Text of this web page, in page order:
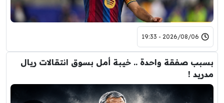
2026/08/06 - 19:33
بسبب صفقة واحدة .. خيبة أمل بسوق انتقالات ريال
مدريد !